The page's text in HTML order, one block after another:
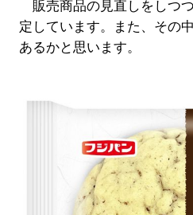
販売商品の見直しをしつ
定しています。また、その
あるかと思います。